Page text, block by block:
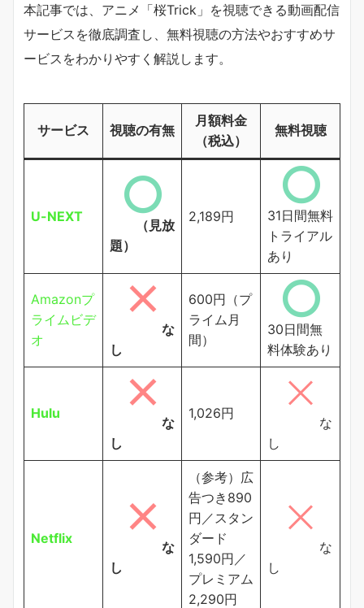
本記事では、アニメ「桜Trick」を視聴できる動画配信
サービスを徹底調査し、無料視聴の方法やおすすめサ
ービスをわかりやすく解説します。
サービス 視聴の有無
月額料金
（税込）
無料視聴
U-NEXT
（見放
題）
2,189円
31日間無料
トライアル
あり
Amazonプ
ライムビデ
オ
な
し
600円（プ
ライム月
間）
30日間無
料体験あり
Hulu
な
し
1,026円
な
し
Netflix
な
し
（参考）広
告つき890
円／スタン
ダード
1,590円／
プレミアム
2,290円
な
し